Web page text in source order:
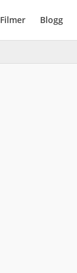
Filmer Blogg